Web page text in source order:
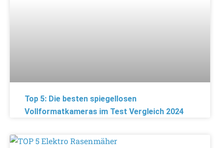
Top 5: Die besten spiegellosen
Vollformatkameras im Test Vergleich 2024